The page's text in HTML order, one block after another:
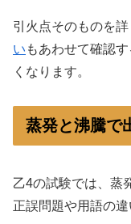
引火点そのものを詳
い もあわせて確認
くなります。
蒸発と沸騰で
乙4の試験では、蒸
正誤問題や用語の